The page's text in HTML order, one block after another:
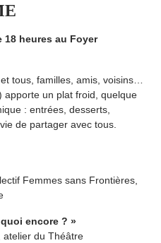
18 heures au Foyer
tous, familles, amis, voisins…
apporte un plat froid, quelque
: entrées, desserts,
de partager avec tous.
Femmes sans Frontières,
encore ? »
atelier du Théâtre